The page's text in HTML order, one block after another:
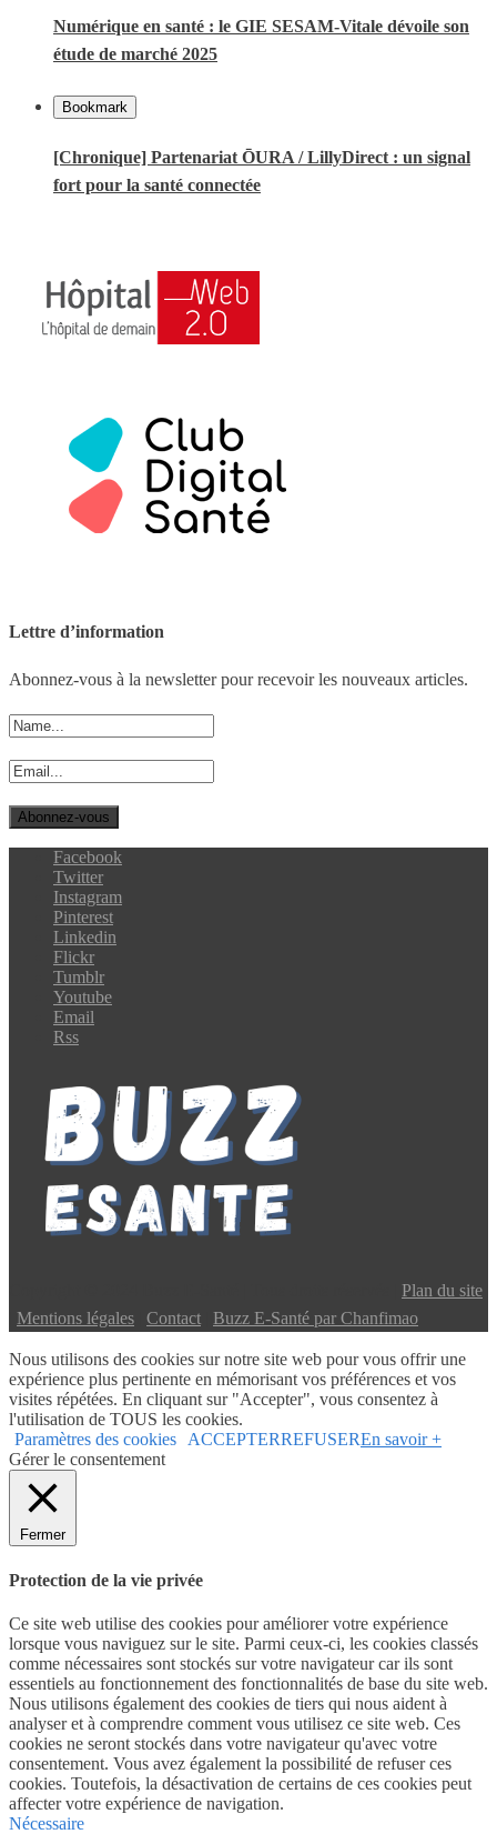
Numérique en santé : le GIE SESAM-Vitale dévoile son
étude de marché 2025
Bookmark
[Chronique] Partenariat ŌURA / LillyDirect : un signal
fort pour la santé connectée
Lettre d’information
Abonnez-vous à la newsletter pour recevoir les nouveaux articles.
Facebook
Twitter
Instagram
Pinterest
Linkedin
Flickr
Tumblr
Youtube
Email
Rss
Plan du site
Mentions légales Contact Buzz E-Santé par Chanfimao
Nous utilisons des cookies sur notre site web pour vous offrir une
expérience plus pertinente en mémorisant vos préférences et vos
visites répétées. En cliquant sur "Accepter", vous consentez à
l'utilisation de TOUS les cookies.
Paramètres des cookies ACCEPTERREFUSEREn savoir +
Gérer le consentement
Fermer
Protection de la vie privée
Ce site web utilise des cookies pour améliorer votre expérience
lorsque vous naviguez sur le site. Parmi ceux-ci, les cookies classés
comme nécessaires sont stockés sur votre navigateur car ils sont
essentiels au fonctionnement des fonctionnalités de base du site web.
Nous utilisons également des cookies de tiers qui nous aident à
analyser et à comprendre comment vous utilisez ce site web. Ces
cookies ne seront stockés dans votre navigateur qu'avec votre
consentement. Vous avez également la possibilité de refuser ces
cookies. Toutefois, la désactivation de certains de ces cookies peut
affecter votre expérience de navigation.
Nécessaire